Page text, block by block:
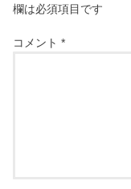
欄は必須項目です
コメント*